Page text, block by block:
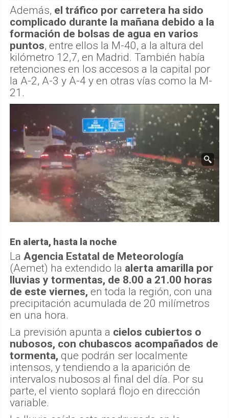
Además, el tráfico por carretera ha sido
complicado durante la mañana debido a la
formación de bolsas de agua en varios
puntos, entre ellos la M-40, a la altura del
kilómetro 12,7, en Madrid. También había
retenciones en los accesos a la capital por
la A-2, A-3 y A-4 y en otras vías como la M-
21.
En alerta, hasta la noche
La Agencia Estatal de Meteorología
(Aemet) ha extendido la alerta amarilla por
lluvias y tormentas, de 8.00 a 21.00 horas
de este viernes, en toda la región, con una
precipitación acumulada de 20 milímetros
en una hora.
La previsión apunta a cielos cubiertos o
nubosos, con chubascos acompañados de
tormenta, que podrán ser localmente
intensos, y tendiendo a la aparición de
intervalos nubosos al final del día. Por su
parte, el viento soplará flojo en dirección
variable.